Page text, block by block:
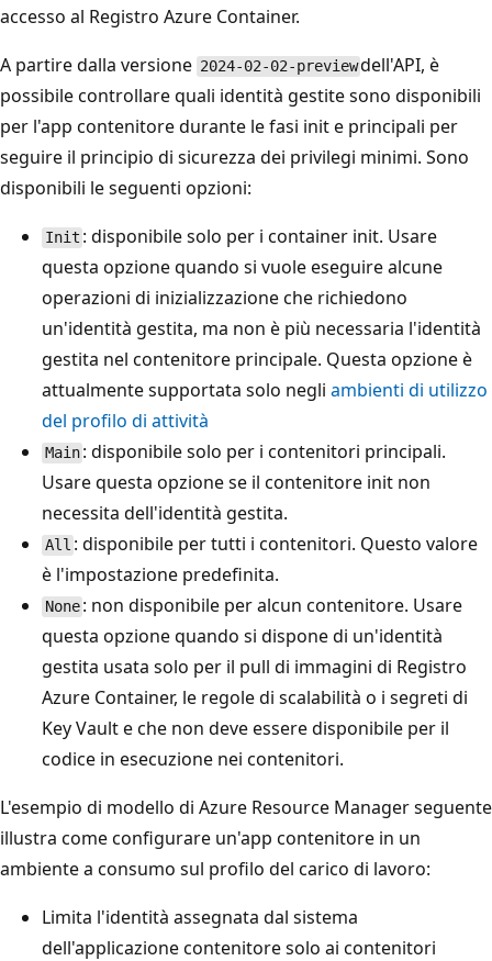
accesso al Registro Azure Container.
A partire dalla versione 2024-02-02-previewdell'API, è
possibile controllare quali identità gestite sono disponibili
per l'app contenitore durante le fasi init e principali per
seguire il principio di sicurezza dei privilegi minimi. Sono
disponibili le seguenti opzioni:
Init : disponibile solo per i container init. Usare
questa opzione quando si vuole eseguire alcune
operazioni di inizializzazione che richiedono
un'identità gestita, ma non è più necessaria l'identità
gestita nel contenitore principale. Questa opzione è
attualmente supportata solo negli ambienti di utilizzo
del profilo di attività
Main : disponibile solo per i contenitori principali.
Usare questa opzione se il contenitore init non
necessita dell'identità gestita.
All : disponibile per tutti i contenitori. Questo valore
è l'impostazione predefinita.
None : non disponibile per alcun contenitore. Usare
questa opzione quando si dispone di un'identità
gestita usata solo per il pull di immagini di Registro
Azure Container, le regole di scalabilità o i segreti di
Key Vault e che non deve essere disponibile per il
codice in esecuzione nei contenitori.
L'esempio di modello di Azure Resource Manager seguente
illustra come configurare un'app contenitore in un
ambiente a consumo sul profilo del carico di lavoro:
Limita l'identità assegnata dal sistema
dell'applicazione contenitore solo ai contenitori